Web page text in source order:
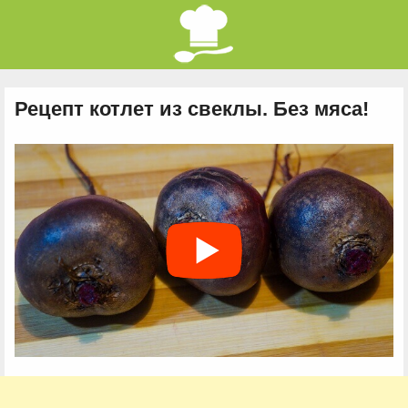
Рецепт котлет из свеклы. Без мяса!